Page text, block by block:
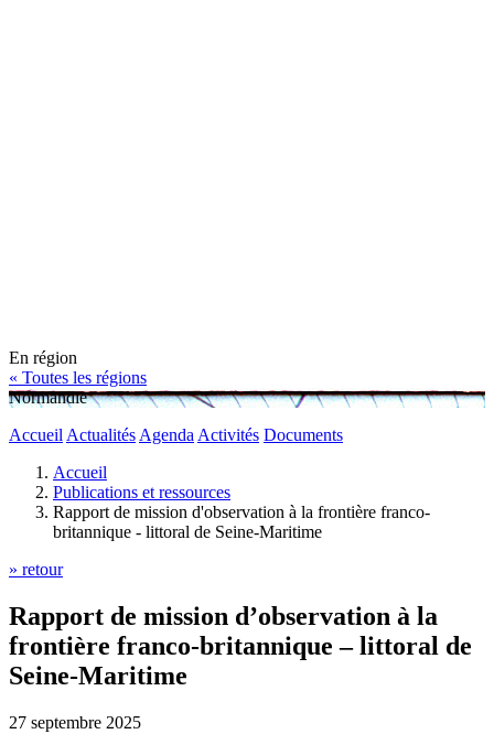
En région
« Toutes les régions
Normandie
Accueil Actualités Agenda Activités Documents
Accueil
Publications et ressources
Rapport de mission d'observation à la frontière franco-
britannique - littoral de Seine-Maritime
» retour
Rapport de mission d’observation à la
frontière franco-britannique – littoral de
Seine-Maritime
27 septembre 2025